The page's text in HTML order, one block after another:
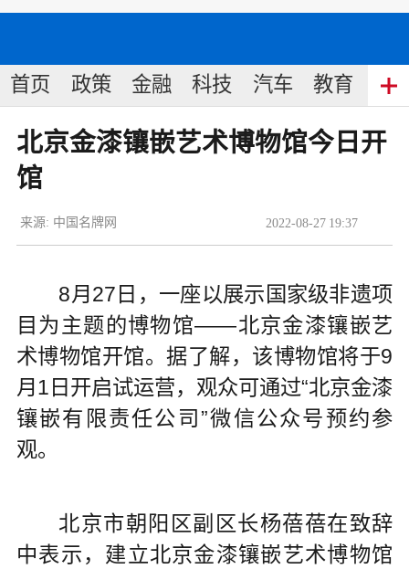
首页 政策 金融 科技 汽车 教育 食
北京金漆镶嵌艺术博物馆今日开
馆
2022-08-27 19:37
来源: 中国名牌网
8月27日，一座以展示国家级非遗项
目为主题的博物馆——北京金漆镶嵌艺
术博物馆开馆。据了解，该博物馆将于9
月1日开启试运营，观众可通过“北京金漆
镶嵌有限责任公司”微信公众号预约参
观。
北京市朝阳区副区长杨蓓蓓在致辞
中表示，建立北京金漆镶嵌艺术博物馆